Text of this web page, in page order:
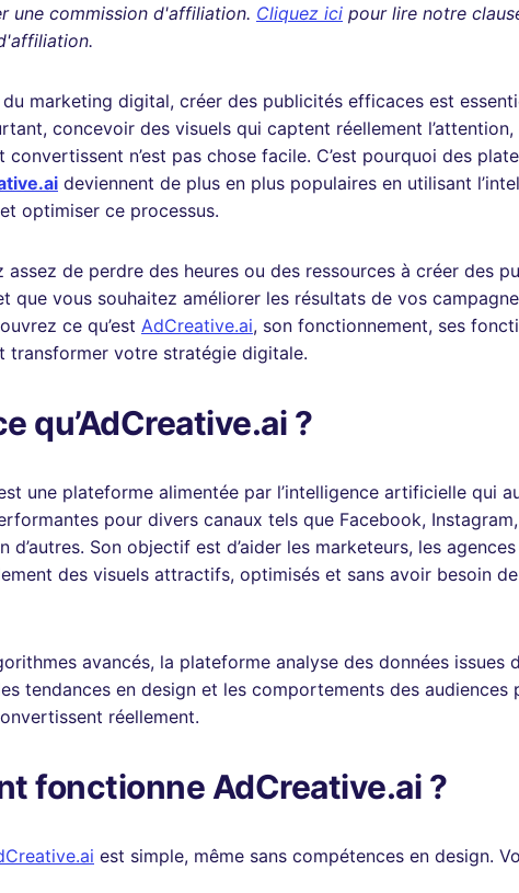
une commission d'affiliation. Cliquez ici pour lire notre
marketing digital, créer des publicités efficaces est
concevoir des visuels qui captent réellement
convertissent n’est pas chose facile. C’est pourquoi des
deviennent de plus en plus populaires en utilisant
optimiser ce processus.
assez de perdre des heures ou des ressources à créer des
que vous souhaitez améliorer les résultats de vos
ce qu’est AdCreative.ai, son fonctionnement, ses
transformer votre stratégie digitale.
qu’AdCreative.ai ?
une plateforme alimentée par l’intelligence artificielle qui
pour divers canaux tels que Facebook,
d’autres. Son objectif est d’aider les marketeurs, les
des visuels attractifs, optimisés et sans avoir besoin
avancés, la plateforme analyse des données issues
tendances en design et les comportements des audiences
réellement.
fonctionne AdCreative.ai ?
est simple, même sans compétences en design.